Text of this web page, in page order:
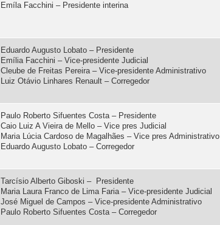
Emíla Facchini – Presidente interina
Eduardo Augusto Lobato – Presidente
Emília Facchini – Vice-presidente Judicial
Cleube de Freitas Pereira – Vice-presidente Administrativo
Luiz Otávio Linhares Renault – Corregedor
Paulo Roberto Sifuentes Costa – Presidente
Caio Luiz A Vieira de Mello – Vice pres Judicial
Maria Lúcia Cardoso de Magalhães – Vice pres Administrativo
Eduardo Augusto Lobato – Corregedor
Tarcísio Alberto Giboski – Presidente
Maria Laura Franco de Lima Faria – Vice-presidente Judicial
José Miguel de Campos – Vice-presidente Administrativo
Paulo Roberto Sifuentes Costa – Corregedor